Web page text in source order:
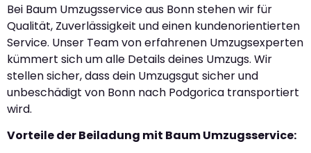
Bei Baum Umzugsservice aus Bonn stehen wir für
Qualität, Zuverlässigkeit und einen kundenorientierten
Service. Unser Team von erfahrenen Umzugsexperten
kümmert sich um alle Details deines Umzugs. Wir
stellen sicher, dass dein Umzugsgut sicher und
unbeschädigt von Bonn nach Podgorica transportiert
wird.
Vorteile der Beiladung mit Baum Umzugsservice: